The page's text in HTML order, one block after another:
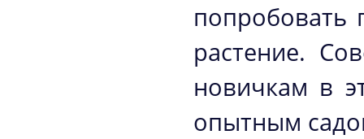
попробовать
растение.
новичкам в
опытным